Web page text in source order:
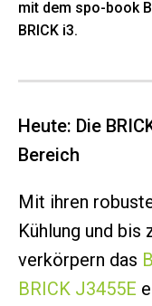
mit dem spo-book
BRICK i3.
Heute: Die
Bereich
Mit ihren
Kühlung und bis
verkörpern das
BRICK J3455E